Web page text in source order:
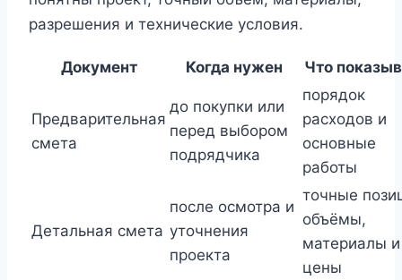
разрешения и технические условия.
Документ Когда нужен Что
Предварительная
смета
до покупки или
перед выбором
подрядчика
порядок
расходов и
основные
работы
Детальная смета
после осмотра и
уточнения
проекта
точные
объёмы,
материалы и
цены